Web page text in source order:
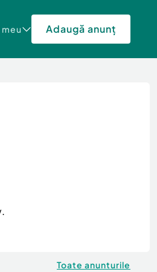
Adaugă anunț
Toate anunturile